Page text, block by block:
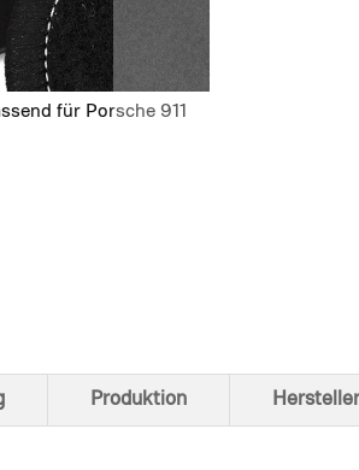
für Porsche 911
Produktion